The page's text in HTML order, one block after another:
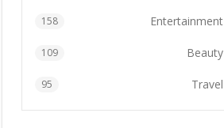
Entertainment
158
Beauty
109
Travel
95